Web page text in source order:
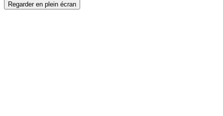
Regarder en plein écran